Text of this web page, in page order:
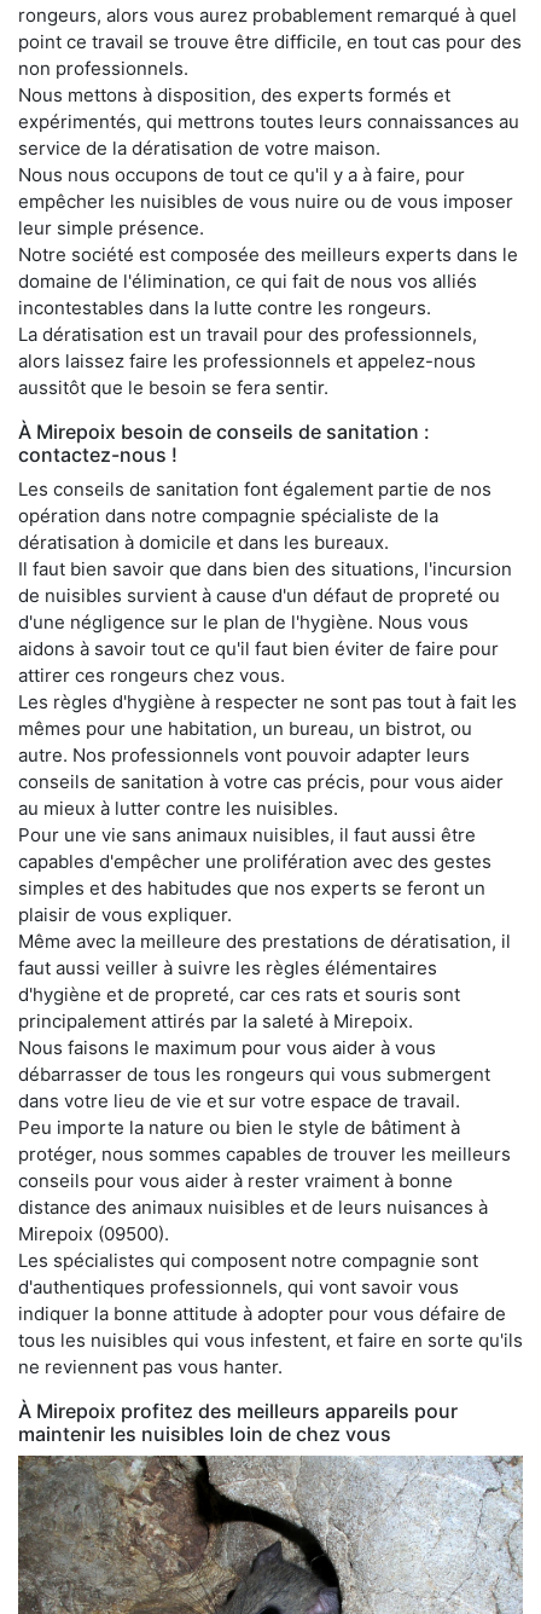
rongeurs, alors vous aurez probablement remarqué à quel
point ce travail se trouve être difficile, en tout cas pour des
non professionnels.
Nous mettons à disposition, des experts formés et
expérimentés, qui mettrons toutes leurs connaissances au
service de la dératisation de votre maison.
Nous nous occupons de tout ce qu'il y a à faire, pour
empêcher les nuisibles de vous nuire ou de vous imposer
leur simple présence.
Notre société est composée des meilleurs experts dans le
domaine de l'élimination, ce qui fait de nous vos alliés
incontestables dans la lutte contre les rongeurs.
La dératisation est un travail pour des professionnels,
alors laissez faire les professionnels et appelez-nous
aussitôt que le besoin se fera sentir.
À Mirepoix besoin de conseils de sanitation :
contactez-nous !
Les conseils de sanitation font également partie de nos
opération dans notre compagnie spécialiste de la
dératisation à domicile et dans les bureaux.
Il faut bien savoir que dans bien des situations, l'incursion
de nuisibles survient à cause d'un défaut de propreté ou
d'une négligence sur le plan de l'hygiène. Nous vous
aidons à savoir tout ce qu'il faut bien éviter de faire pour
attirer ces rongeurs chez vous.
Les règles d'hygiène à respecter ne sont pas tout à fait les
mêmes pour une habitation, un bureau, un bistrot, ou
autre. Nos professionnels vont pouvoir adapter leurs
conseils de sanitation à votre cas précis, pour vous aider
au mieux à lutter contre les nuisibles.
Pour une vie sans animaux nuisibles, il faut aussi être
capables d'empêcher une prolifération avec des gestes
simples et des habitudes que nos experts se feront un
plaisir de vous expliquer.
Même avec la meilleure des prestations de dératisation, il
faut aussi veiller à suivre les règles élémentaires
d'hygiène et de propreté, car ces rats et souris sont
principalement attirés par la saleté à Mirepoix.
Nous faisons le maximum pour vous aider à vous
débarrasser de tous les rongeurs qui vous submergent
dans votre lieu de vie et sur votre espace de travail.
Peu importe la nature ou bien le style de bâtiment à
protéger, nous sommes capables de trouver les meilleurs
conseils pour vous aider à rester vraiment à bonne
distance des animaux nuisibles et de leurs nuisances à
Mirepoix (09500).
Les spécialistes qui composent notre compagnie sont
d'authentiques professionnels, qui vont savoir vous
indiquer la bonne attitude à adopter pour vous défaire de
tous les nuisibles qui vous infestent, et faire en sorte qu'ils
ne reviennent pas vous hanter.
À Mirepoix profitez des meilleurs appareils pour
maintenir les nuisibles loin de chez vous